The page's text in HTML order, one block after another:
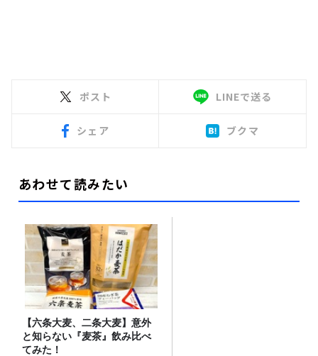
ポスト LINEで送る
シェア ブクマ
あわせて読みたい
【六条大麦、二条大麦】意外
と知らない『麦茶』飲み比べ
てみた！